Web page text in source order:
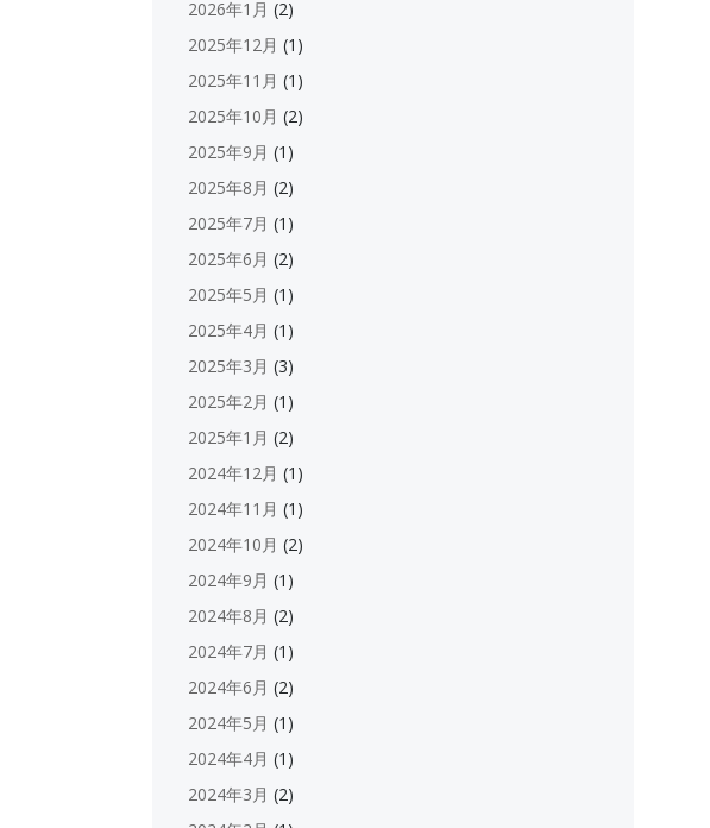
2026年1月 (2)
2025年12月 (1)
2025年11月 (1)
2025年10月 (2)
2025年9月 (1)
2025年8月 (2)
2025年7月 (1)
2025年6月 (2)
2025年5月 (1)
2025年4月 (1)
2025年3月 (3)
2025年2月 (1)
2025年1月 (2)
2024年12月 (1)
2024年11月 (1)
2024年10月 (2)
2024年9月 (1)
2024年8月 (2)
2024年7月 (1)
2024年6月 (2)
2024年5月 (1)
2024年4月 (1)
2024年3月 (2)